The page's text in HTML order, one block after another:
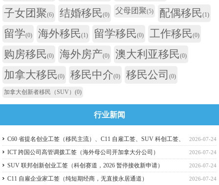
子女团聚(6) 结婚移民(0) 父母团聚(5) 配偶移民(1)
留学(0) 海外移民(1) 留学移民(0) 工作移民(0)
购房移民(0) 海外房产(0) 澳大利亚移民(0)
加拿大移民(0) 移民中介(0) 移民公司 (0)
加拿大创新者移民（SUV） (0)
行业新闻
2026-07-24
C60 省提名创业工签（移民主流）、C11 自雇工签、SUV 科创工签、
ICT 跨国高管工签比较
2026-07-24
ICT 跨国公司高管调拨工签（海外母公司开加拿大分公司）
2026-07-24
SUV 联邦创新创业工签（科创赛道，2026 暂停接收新申请）
2026-07-24
C11 自雇企业家工签（纯短期经商，无直接永居通道）